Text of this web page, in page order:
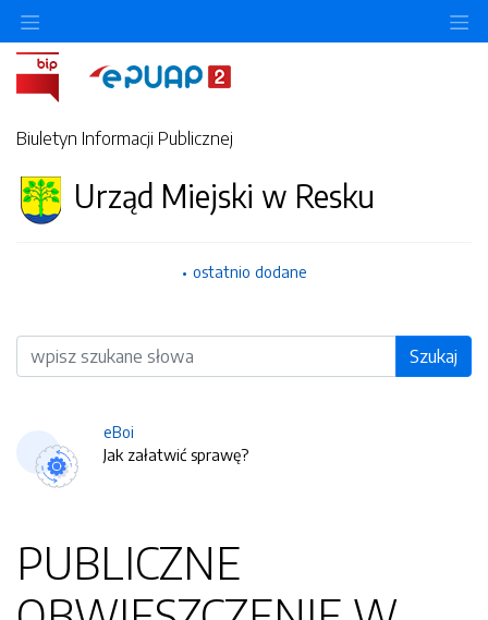
Biuletyn Informacji Publicznej
Urząd Miejski w Resku
ostatnio dodane
Wyszukiwarka Szukaj
eBoi
Jak załatwić sprawę?
PUBLICZNE